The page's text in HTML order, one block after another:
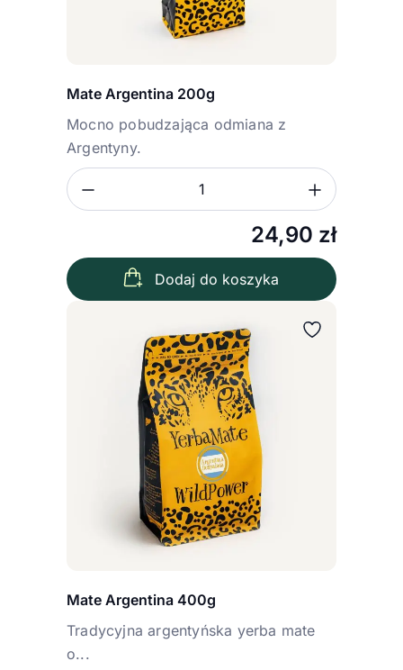
Mate Argentina 200g
Mocno pobudzająca odmiana z
Argentyny.
24,90 zł
Zmniejsz ilość
Dodaj do koszyka
Mate Argentina 400g
Tradycyjna argentyńska yerba mate
o...